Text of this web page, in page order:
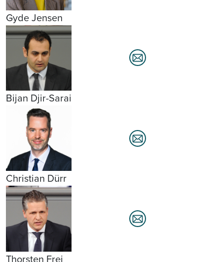
Gyde Jensen
Bijan Djir-Sarai
Christian Dürr
Thorsten Frei